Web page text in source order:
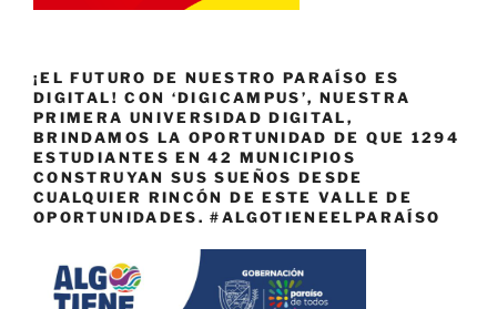
¡EL FUTURO DE NUESTRO PARAÍSO ES
DIGITAL! CON ‘DIGICAMPUS’, NUESTRA
PRIMERA UNIVERSIDAD DIGITAL,
BRINDAMOS LA OPORTUNIDAD DE QUE 1294
ESTUDIANTES EN 42 MUNICIPIOS
CONSTRUYAN SUS SUEÑOS DESDE
CUALQUIER RINCÓN DE ESTE VALLE DE
OPORTUNIDADES. #ALGOTIENEELPARAÍSO